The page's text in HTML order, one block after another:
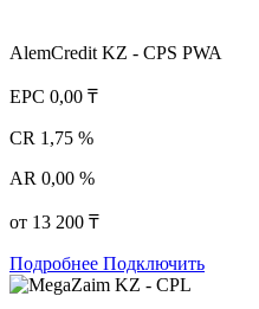
AlemCredit KZ - CPS PWA
EPC 0,00 ₸
CR 1,75 %
AR 0,00 %
от 13 200 ₸
Подробнее Подключить